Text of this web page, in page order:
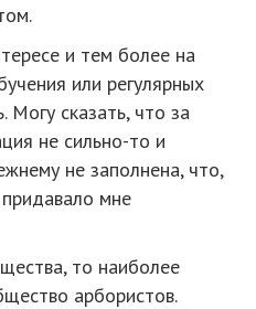
и тем более на
или регулярных
Могу сказать, что за
не сильно-то и
не заполнена, что,
мне
то наиболее
арбористов.